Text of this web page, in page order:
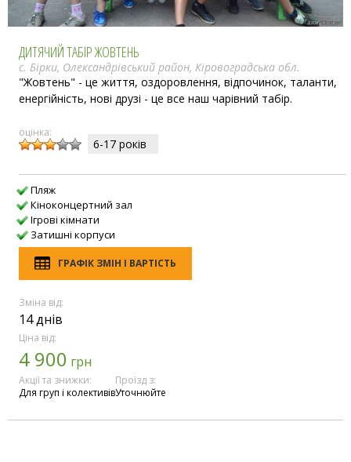
ДИТЯЧИЙ ТАБІР ЖОВТЕНЬ
с. Бірки, Олександрівський район, Кіровоградська обл.
"Жовтень" - це життя, оздоровлення, відпочинок, таланти,
енергійність, нові друзі - це все наш чарівний табір.
оцінка:
6-17 рокiв
Пляж
Кіноконцертний зал
Ігрові кімнати
Затишні корпуси
ГРАФІК ЗМІН І ВАРТІСТЬ
Зміна від:
14 днів
Ціна від:
4 900 грн
Акції та знижки:
Для груп і колективів
Проїзд з:
Уточнюйте